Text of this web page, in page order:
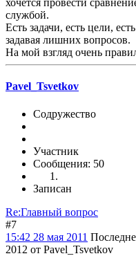
хочется провести
службой.
Есть задачи, есть цели,
задавая лишних вопросов.
На мой взгляд очень
Pavel_Tsvetkov
Содружество
Участник
Сообщения: 50
Записан
Re:Главный вопрос
#7
15:42 28 мая 2011
2012 от Pavel_Tsvetkov